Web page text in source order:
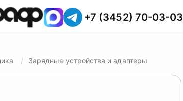
+7 (3452) 70-03-03
Зарядные устройства и адаптеры